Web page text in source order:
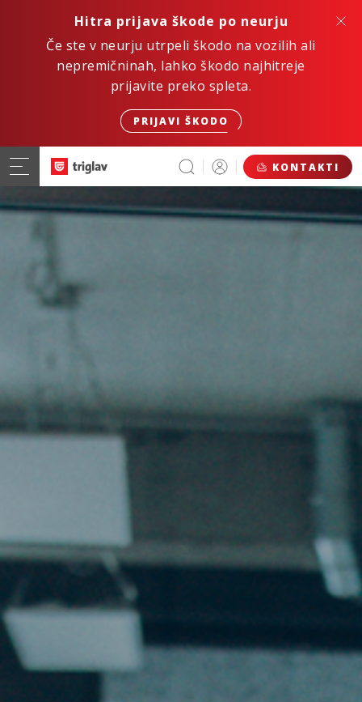
Hitra prijava škode po neurju
Če ste v neurju utrpeli škodo na vozilih ali
nepremičninah, lahko škodo najhitreje
prijavite preko spleta.
PRIJAVI ŠKODO
KONTAKTI